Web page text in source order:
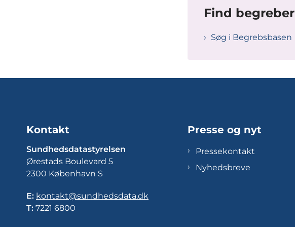
Find begreber
Søg i Begrebsbasen
Kontakt
Sundhedsdatastyrelsen
Ørestads Boulevard 5
2300 København S
E: kontakt@sundhedsdata.dk
T: 7221 6800
Presse og nyt
Pressekontakt
Nyhedsbreve